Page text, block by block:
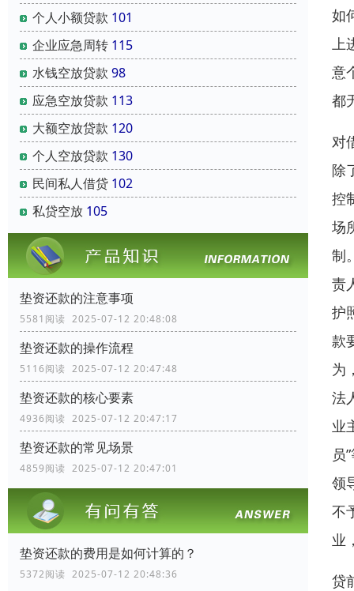
个人小额贷款 101
企业应急周转 115
水钱空放贷款 98
应急空放贷款 113
大额空放贷款 120
个人空放贷款 130
民间私人借贷 102
私贷空放 105
垫资还款的注意事项
5581阅读 2025-07-12 20:48:08
垫资还款的操作流程
5116阅读 2025-07-12 20:47:48
垫资还款的核心要素
4936阅读 2025-07-12 20:47:17
垫资还款的常见场景
4859阅读 2025-07-12 20:47:01
垫资还款的费用是如何计算的？
5372阅读 2025-07-12 20:48:36
如
上
意
都
对
除
控
场
制
责
护
款
为
法
业
员
领
不
业
贷